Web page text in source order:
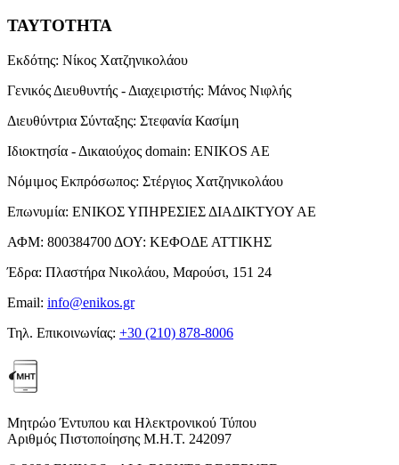
ΤΑΥΤΟΤΗΤΑ
Εκδότης: Νίκος Χατζηνικολάου
Γενικός Διευθυντής - Διαχειριστής: Μάνος Νιφλής
Διευθύντρια Σύνταξης: Στεφανία Κασίμη
Ιδιοκτησία - Δικαιούχος domain: ENIKOS AE
Νόμιμος Εκπρόσωπος: Στέργιος Χατζηνικολάου
Επωνυμία: ΕΝΙΚΟΣ ΥΠΗΡΕΣΙΕΣ ΔΙΑΔΙΚΤΥΟΥ ΑΕ
ΑΦΜ: 800384700 ΔΟΥ: ΚΕΦΟΔΕ ΑΤΤΙΚΗΣ
Έδρα: Πλαστήρα Νικολάου, Μαρούσι, 151 24
Email: info@enikos.gr
Τηλ. Επικοινωνίας: +30 (210) 878-8006
Μητρώο Έντυπου και Ηλεκτρονικού Τύπου
Αριθμός Πιστοποίησης Μ.Η.Τ. 242097